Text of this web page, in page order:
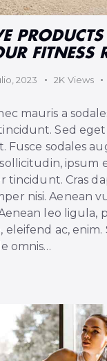
PRODUCTS
FITNESS
2023 2K Views
mauris a
Sed eget
Fusce sodales
sollicitudin, ipsum
tincidunt. Cras
nisi. Aenean
leo ligula,
eleifend ac, enim.
omnis…